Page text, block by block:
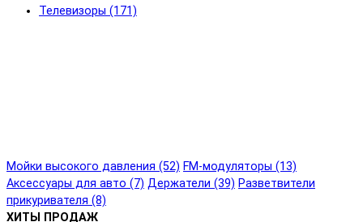
Телевизоры (171)
Мойки высокого давления (52) FM-модуляторы (13)
Аксессуары для авто (7) Держатели (39) Разветвители
прикуривателя (8)
ХИТЫ ПРОДАЖ